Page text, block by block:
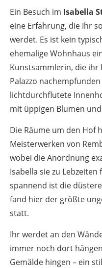
Ein Besuch im Isabella
eine Erfahrung, die Ihr
werdet. Es ist kein
ehemalige Wohnhaus
Kunstsammlerin, die ihr
Palazzo
lichtdurchflutete
mit üppigen Blumen
Die Räume um den Hof
Meisterwerken von
wobei die Anordnung
Isabella sie zu
spannend ist die
fand hier der größte
statt.
Ihr werdet an den
immer noch dort
Gemälde hingen – ein